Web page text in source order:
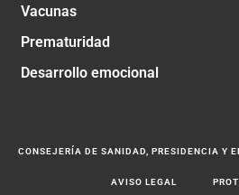
Vacunas
Prematuridad
Desarrollo emocional
CONSEJERÍA DE SANIDAD, PRESIDENCIA Y
AVISO LEGAL